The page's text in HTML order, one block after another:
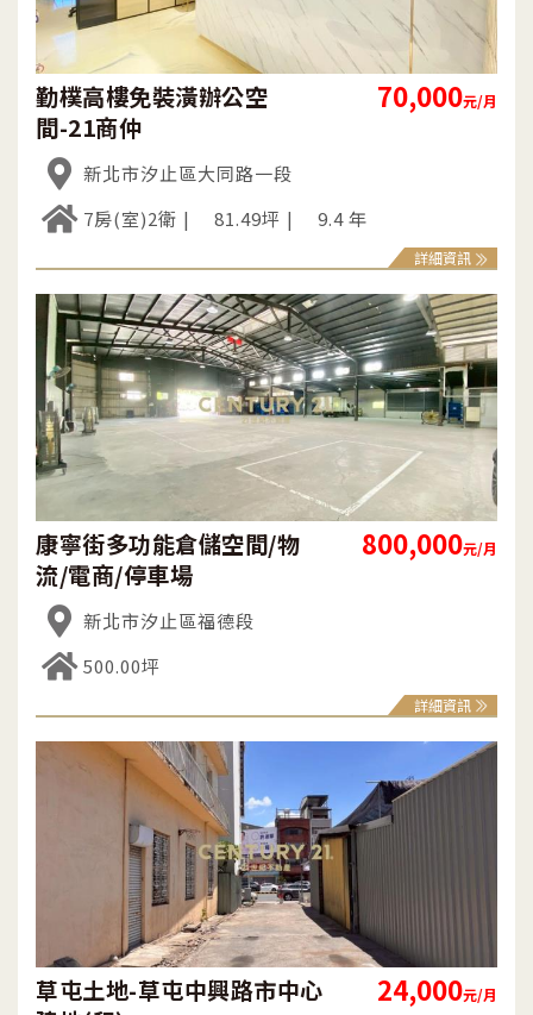
勤樸高樓免裝潢辦公空
間-21商仲
70,000元/月
新北市汐止區大同路一段
7房(室)2衛
81.49坪 9.4 年
詳細資訊
康寧街多功能倉儲空間/物
流/電商/停車場
800,000元/月
新北市汐止區福德段
500.00坪
詳細資訊
草屯土地-草屯中興路市中心
24,000元/月